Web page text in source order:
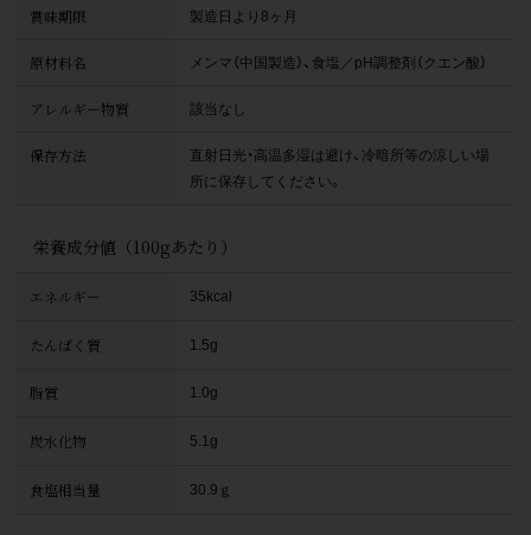
賞味期限 製造日より8ヶ月
原材料名 メンマ（中国製造）、食塩／pH調整剤（クエン酸）
アレルギー物質 該当なし
保存方法
直射日光・高温多湿は避け、冷暗所等の涼しい場
所に保存してください。
栄養成分値（100gあたり）
エネルギー
たんぱく質
脂質
炭水化物
食塩相当量
35kcal
1.5g
1.0g
5.1g
30.9ｇ